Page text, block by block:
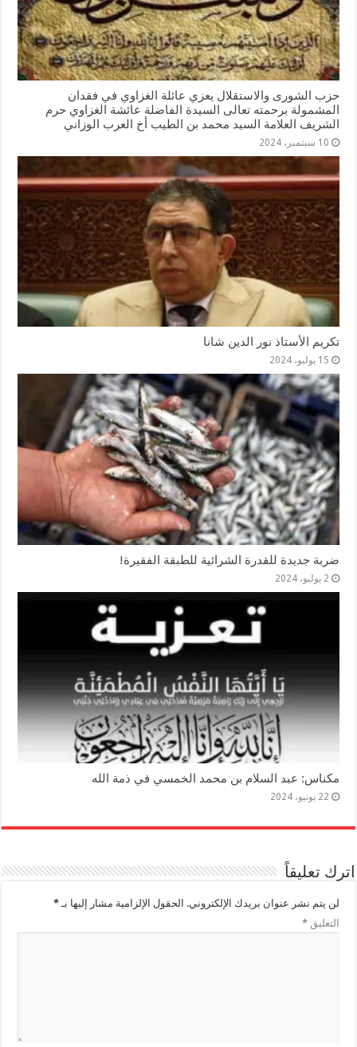
حزب الشورى والاستقلال يعزي عائلة الغزاوي في فقدان
المشمولة برحمته تعالى السيدة الفاضلة عائشة الغزاوي حرم
الشريف العلامة السيد محمد بن الطيب أخ العرب الوزاني
10 سبتمبر، 2024
تكريم الأستاذ نور الدين شانا
15 يوليو، 2024
ضربة جديدة للقدرة الشرائية للطبقة الفقيرة!
2 يوليو، 2024
مكناس: عبد السلام بن محمد الخمسي في ذمة الله
22 يونيو، 2024
اترك تعليقاً
لن يتم نشر عنوان بريدك الإلكتروني. الحقول الإلزامية مشار إليها بـ*
التعليق*